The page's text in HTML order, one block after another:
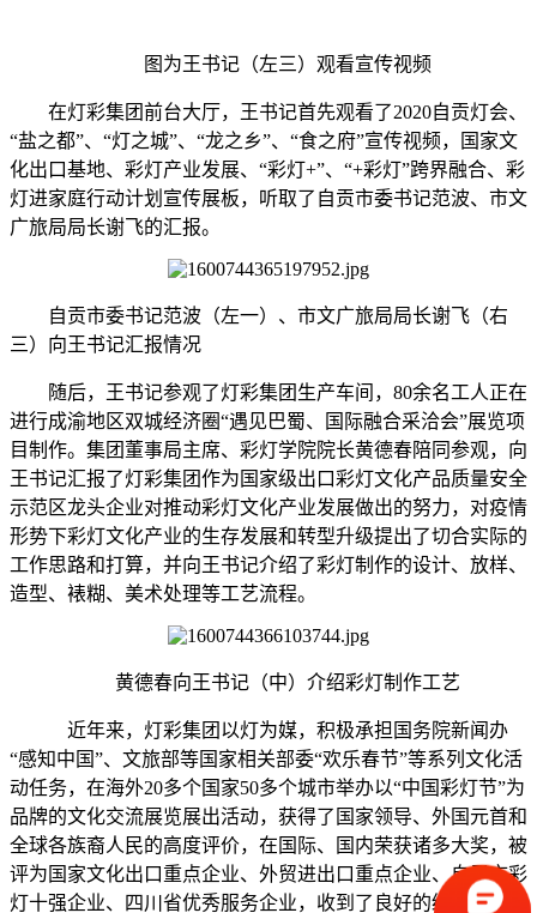
图为王书记（左三）观看宣传视频
在灯彩集团前台大厅，王书记首先观看了2020自贡灯会、
“盐之都”、“灯之城”、“龙之乡”、“食之府”宣传视频，国家文
化出口基地、彩灯产业发展、“彩灯+”、“+彩灯”跨界融合、彩
灯进家庭行动计划宣传展板，听取了自贡市委书记范波、市文
广旅局局长谢飞的汇报。
自贡市委书记范波（左一）、市文广旅局局长谢飞（右
三）向王书记汇报情况
随后，王书记参观了灯彩集团生产车间，80余名工人正在
进行成渝地区双城经济圈“遇见巴蜀、国际融合采洽会”展览项
目制作。集团董事局主席、彩灯学院院长黄德春陪同参观，向
王书记汇报了灯彩集团作为国家级出口彩灯文化产品质量安全
示范区龙头企业对推动彩灯文化产业发展做出的努力，对疫情
形势下彩灯文化产业的生存发展和转型升级提出了切合实际的
工作思路和打算，并向王书记介绍了彩灯制作的设计、放样、
造型、裱糊、美术处理等工艺流程。
黄德春向王书记（中）介绍彩灯制作工艺
近年来，灯彩集团以灯为媒，积极承担国务院新闻办
“感知中国”、文旅部等国家相关部委“欢乐春节”等系列文化活
动任务，在海外20多个国家50多个城市举办以“中国彩灯节”为
品牌的文化交流展览展出活动，获得了国家领导、外国元首和
全球各族裔人民的高度评价，在国际、国内荣获诸多大奖，被
评为国家文化出口重点企业、外贸进出口重点企业、自贡市彩
灯十强企业、四川省优秀服务企业，收到了良好的经济效益和